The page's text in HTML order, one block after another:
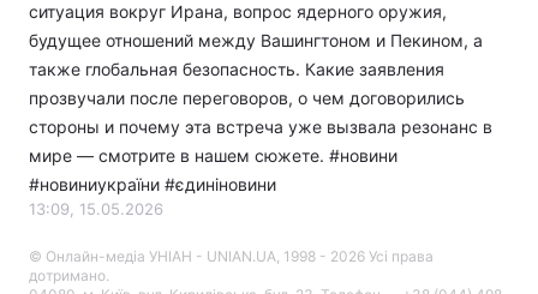
ситуация вокруг Ирана, вопрос ядерного оружия,
будущее отношений между Вашингтоном и Пекином, а
также глобальная безопасность. Какие заявления
прозвучали после переговоров, о чем договорились
стороны и почему эта встреча уже вызвала резонанс в
мире — смотрите в нашем сюжете. #новини​
#новиниукраїни #єдиніновини
13:09, 15.05.2026
© Онлайн-медіа УНІАН - UNIAN.UA, 1998 - 2026 Усі права
дотримано.